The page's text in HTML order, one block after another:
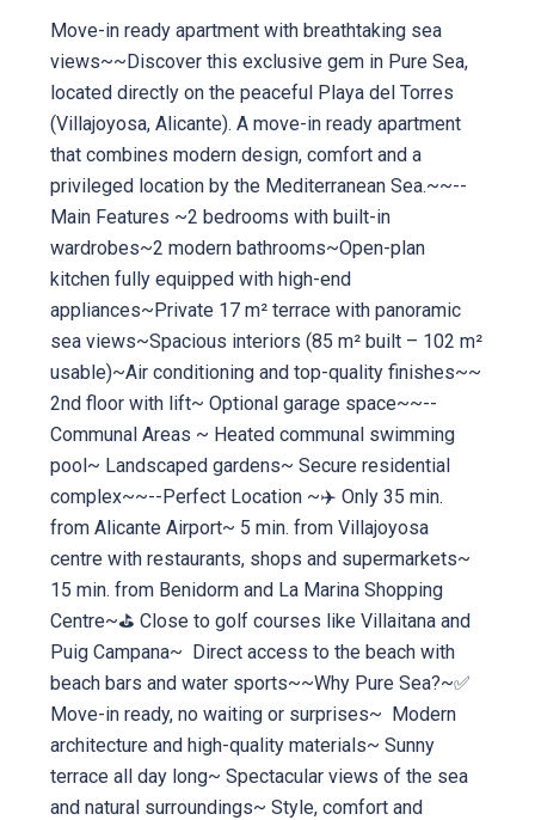
Move-in ready apartment with breathtaking sea
views~~Discover this exclusive gem in Pure Sea,
located directly on the peaceful Playa del Torres
(Villajoyosa, Alicante). A move-in ready apartment
that combines modern design, comfort and a
privileged location by the Mediterranean Sea.~~--
Main Features ~2 bedrooms with built-in
wardrobes~2 modern bathrooms~Open-plan
kitchen fully equipped with high-end
appliances~Private 17 m² terrace with panoramic
sea views~Spacious interiors (85 m² built – 102 m²
usable)~Air conditioning and top-quality finishes~~
2nd floor with lift~ Optional garage space~~--
Communal Areas ~ Heated communal swimming
pool~ Landscaped gardens~ Secure residential
complex~~--Perfect Location ~✈️ Only 35 min.
from Alicante Airport~ 5 min. from Villajoyosa
centre with restaurants, shops and supermarkets~
15 min. from Benidorm and La Marina Shopping
Centre~⛳ Close to golf courses like Villaitana and
Puig Campana~ ️ Direct access to the beach with
beach bars and water sports~~Why Pure Sea?~✅
Move-in ready, no waiting or surprises~ ️ Modern
architecture and high-quality materials~ Sunny
terrace all day long~ Spectacular views of the sea
and natural surroundings~ Style, comfort and